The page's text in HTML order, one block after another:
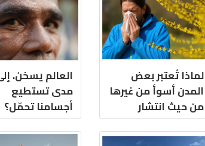
لماذا تُعتبر بعض
المدن أسوأ من غيرها
من حيث انتشار
الحساسية ؟
العالم يسخن.
مدى تستطيع
أجسامنا تحمّل؟